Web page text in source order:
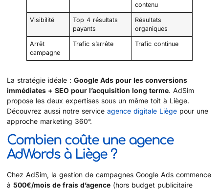
contenu
Visibilité
Top 4 résultats
payants
Résultats
organiques
Arrêt
campagne
Trafic s’arrête Trafic continue
La stratégie idéale : Google Ads pour les conversions
immédiates + SEO pour l’acquisition long terme. AdSim
propose les deux expertises sous un même toit à Liège.
Découvrez aussi notre service agence digitale Liège pour une
approche marketing 360°.
Combien coûte une agence
AdWords à Liège ?
Chez AdSim, la gestion de campagnes Google Ads commence
à 500€/mois de frais d’agence (hors budget publicitaire